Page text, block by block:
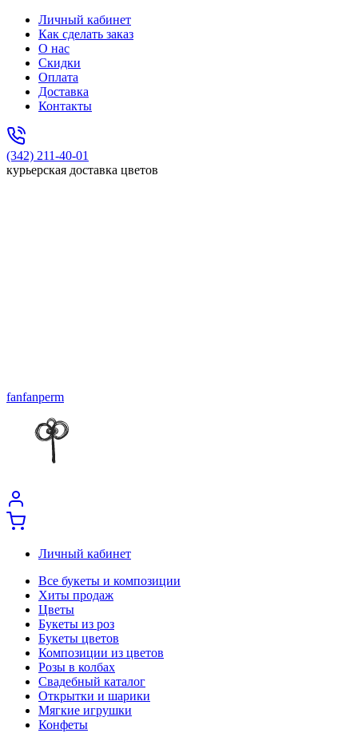
Личный кабинет
Как сделать заказ
О нас
Скидки
Оплата
Доставка
Контакты
(342) 211-40-01
курьерская доставка цветов
fanfanperm
Личный кабинет
Все букеты и композиции
Хиты продаж
Цветы
Букеты из роз
Букеты цветов
Композиции из цветов
Розы в колбах
Свадебный каталог
Открытки и шарики
Мягкие игрушки
Конфеты